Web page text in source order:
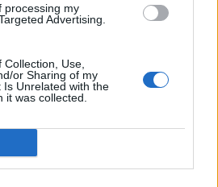
processing my
Advertising.
Use,
or Sharing of my
Is Unrelated with the
it was collected.